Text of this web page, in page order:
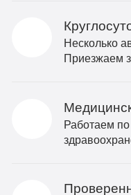
Несколько
Приезжаем
Работаем